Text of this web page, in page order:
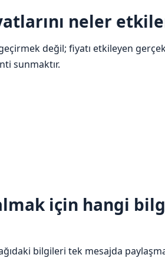
neler
değil; fiyatı etkileyen
sunmaktır.
için hangi
bilgileri tek mesajda